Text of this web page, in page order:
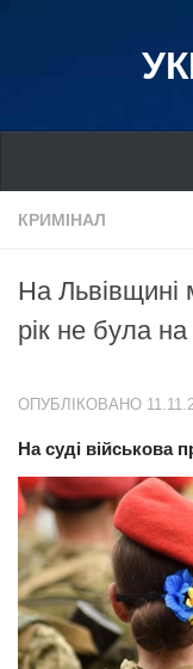
Україна
Дніпро
Львів
Харків
Донбас
Одеса
Схід
Прикарпаття
Економіка
Політика
КРИМІНАЛ
На Львівщині
рік не була
ОПУБЛІКОВАНО
На суді військова